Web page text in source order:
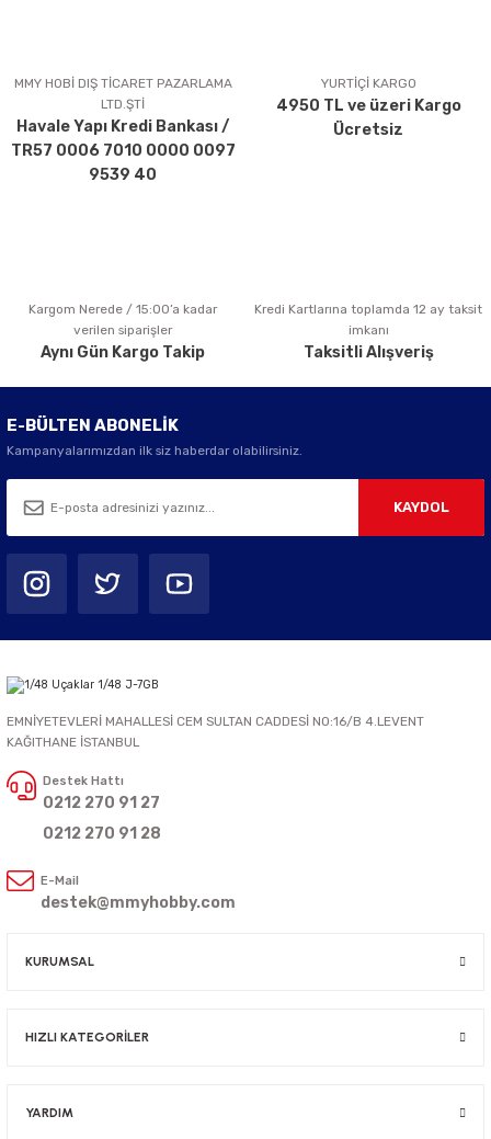
Ürün açıklamasında eksik bilgiler bulunuyor.
Ürün bilgilerinde hatalar bulunuyor.
Ürün fiyatı diğer sitelerden daha pahalı.
Bu ürüne benzer farklı alternatifler olmalı.
Gönder
MMY HOBİ DIŞ TİCARET PAZARLAMA
LTD.ŞTİ
Havale Yapı Kredi Bankası /
TR57 0006 7010 0000 0097
9539 40
YURTİÇİ KARGO
4950 TL ve üzeri Kargo
Ücretsiz
Kargom Nerede / 15:00’a kadar
verilen siparişler
Aynı Gün Kargo Takip
Kredi Kartlarına toplamda 12 ay taksit
imkanı
Taksitli Alışveriş
E-BÜLTEN ABONELİK
Kampanyalarımızdan ilk siz haberdar olabilirsiniz.
KAYDOL
EMNİYETEVLERİ MAHALLESİ CEM SULTAN CADDESİ NO:16/B 4.LEVENT
KAĞITHANE İSTANBUL
Destek Hattı
0212 270 91 27
0212 270 91 28
E-Mail
destek@mmyhobby.com
KURUMSAL
HIZLI KATEGORİLER
YARDIM